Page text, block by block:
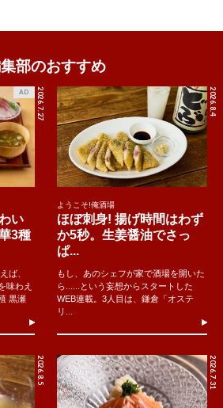
部のおすすめ
2026.7.27
AD
い
3種
ば、
味わえ
黒瀬
2026.8.4
ようこそ!俺酒場
ほぼ刺身! 揚げ時間はわず
か5秒。生姜醤油でさっ
ぱ...
もし、あのシェフが家で酒場を開いた
ら......という妄想からスタートした
WEB連載。3人目は、鎌倉「オステ
リ...
2026.8.5 2026.7.31